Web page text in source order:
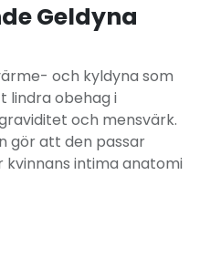
Geldyna
och kyldyna som
lindra obehag i
och mensvärk.
gör att den passar
intima anatomi